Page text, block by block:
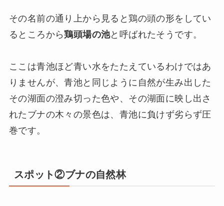
その名前の通り上から見ると鶏の頭の形をしてい
るところから鶏頭場の池と呼ばれたそうです。
ここは青池ほど青い水をたたえているわけではあ
りませんが、青池と同じように自然が生み出した
その湖面の澄み切った色や、その湖面に映し出さ
れたブナの木々の景色は、青池に負けず劣らず圧
巻です。
スポット②ブナの自然林